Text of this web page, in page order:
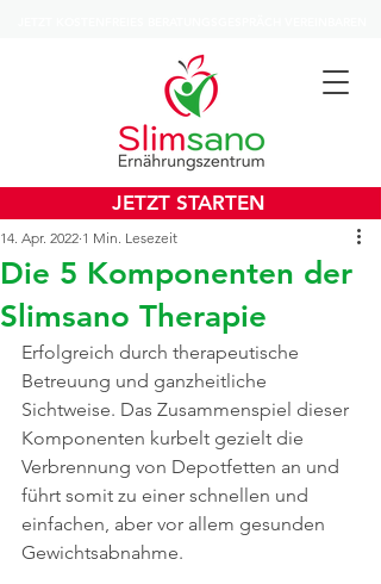
JETZT STARTEN
Die 5 Komponenten der
Slimsano Therapie
14. Apr. 2022 1 Min. Lesezeit
Erfolgreich durch therapeutische
Betreuung und ganzheitliche
Sichtweise. Das Zusammenspiel dieser
Komponenten kurbelt gezielt die
Verbrennung von Depotfetten an und
führt somit zu einer schnellen und
einfachen, aber vor allem gesunden
Gewichtsabnahme.